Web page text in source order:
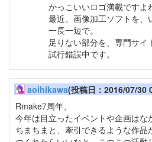
かっこいいロゴ満載ですよ
最近、画像加工ソフトを、
一長一短で。
足りない部分を、専門サイ
試行錯誤中です。
aoihikawa(投稿日：2016/07/30
Rmake7周年、
今年は目立ったイベントや企画はな
ちまちまと、牽引できるような作品